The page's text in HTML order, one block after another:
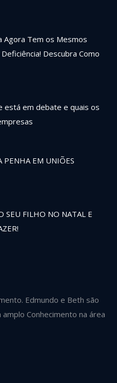
Agora Tem os Mesmos
Descubra Como
está em debate e quais os
PENHA EM UNIÕES
SEU FILHO NO NATAL E
Edmundo e Beth são
Conhecimento na área